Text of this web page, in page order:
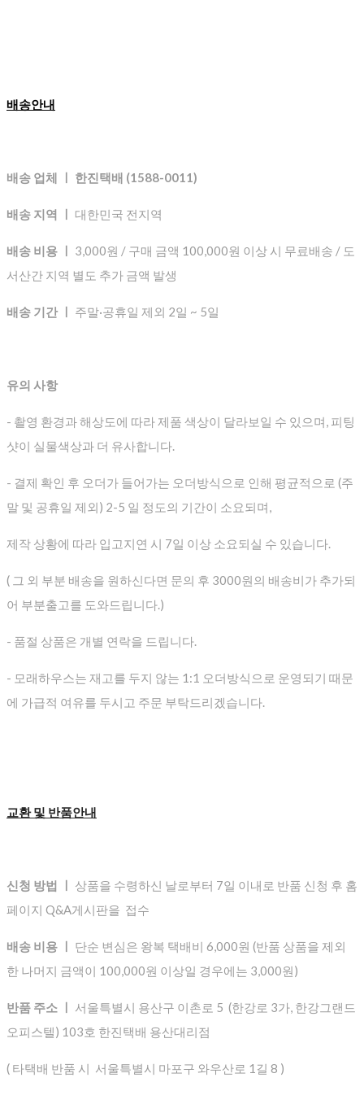
배송안내
배송 업체 ㅣ 한진택배 (1588-0011)
배송 지역 ㅣ 대한민국 전지역
배송 비용 ㅣ 3,000원 / 구매 금액 100,000원 이상 시 무료배송 / 도
서산간 지역 별도 추가 금액 발생
배송 기간 ㅣ 주말·공휴일 제외 2일 ~ 5일
유의 사항
- 촬영 환경과 해상도에 따라 제품 색상이 달라보일 수 있으며, 피팅
샷이 실물색상과 더 유사합니다.
- 결제 확인 후 오더가 들어가는 오더방식으로 인해 평균적으로 (주
말 및 공휴일 제외) 2-5 일 정도의 기간이 소요되며,
제작 상황에 따라 입고지연 시 7일 이상 소요되실 수 있습니다.
( 그 외 부분 배송을 원하신다면 문의 후 3000원의 배송비가 추가되
어 부분출고를 도와드립니다.)
- 품절 상품은 개별 연락을 드립니다.
- 모래하우스는 재고를 두지 않는 1:1 오더방식으로 운영되기 때문
에 가급적 여유를 두시고 주문 부탁드리겠습니다.
교환 및 반품안내
신청 방법 ㅣ 상품을 수령하신 날로부터 7일 이내로 반품 신청 후 홈
페이지 Q&A게시판을 접수
배송 비용 ㅣ
단순 변심은 왕복 택배비 6,000원 (반품 상품을 제외
한 나머지 금액이 100,000원 이상일 경우에는 3,000원)
반품 주소 ㅣ 서울특별시 용산구 이촌로 5 (한강로 3가, 한강그랜드
오피스텔) 103호 한진택배 용산대리점
( 타택배 반품 시 서울특별시 마포구 와우산로 1길 8 )